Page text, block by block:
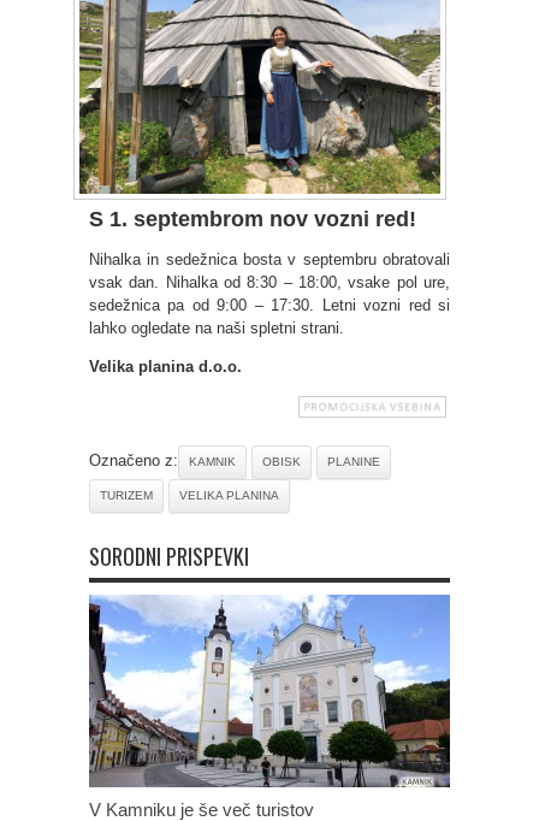
S 1. septembrom nov vozni red!
Nihalka in sedežnica bosta v septembru obratovali
vsak dan. Nihalka od 8:30 – 18:00, vsake pol ure,
sedežnica pa od 9:00 – 17:30. Letni vozni red si
lahko ogledate na naši spletni strani.
Velika planina d.o.o.
Označeno z: KAMNIK OBISK PLANINE
TURIZEM VELIKA PLANINA
SORODNI PRISPEVKI
V Kamniku je še več turistov